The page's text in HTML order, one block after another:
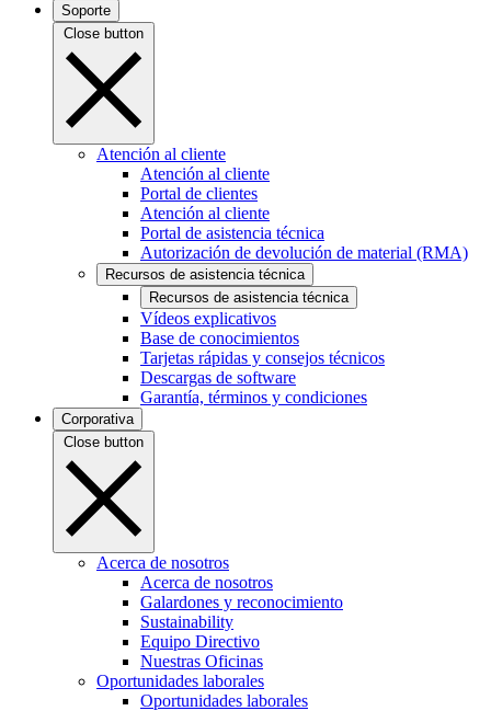
Soporte
Close button
Atención al cliente
Atención al cliente
Portal de clientes
Atención al cliente
Portal de asistencia técnica
Autorización de devolución de material (RMA)
Recursos de asistencia técnica
Recursos de asistencia técnica
Vídeos explicativos
Base de conocimientos
Tarjetas rápidas y consejos técnicos
Descargas de software
Garantía, términos y condiciones
Corporativa
Close button
Acerca de nosotros
Acerca de nosotros
Galardones y reconocimiento
Sustainability
Equipo Directivo
Nuestras Oficinas
Oportunidades laborales
Oportunidades laborales